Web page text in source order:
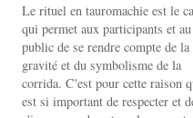
Le rituel en tauromachie est le
qui permet aux participants et au
public de se rendre compte de la
gravité et du symbolisme de la
corrida. C'est pour cette raison
est si important de respecter et